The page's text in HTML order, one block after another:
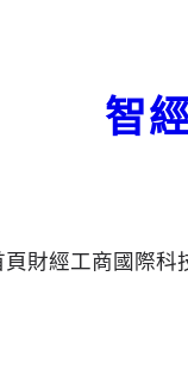
智
頁財經工商國際科